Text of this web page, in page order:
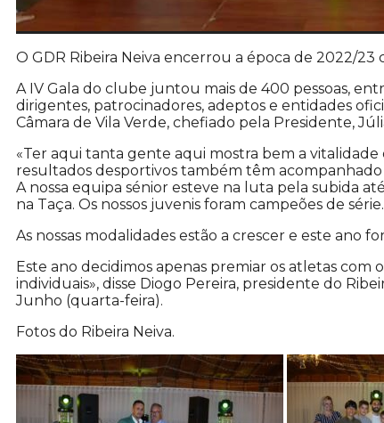
O GDR Ribeira Neiva encerrou a época de 2022/
A IV Gala do clube juntou mais de 400 pessoas,
dirigentes, patrocinadores, adeptos e entidades
Câmara de Vila Verde, chefiado pela Presidente,
«Ter aqui tanta gente aqui mostra bem a vitalidade
resultados desportivos também têm
A nossa equipa sénior esteve na luta pela subida
na Taça. Os nossos juvenis foram campeões de série.
As nossas modalidades estão a crescer e este ano
Este ano decidimos apenas premiar os atletas
individuais», disse Diogo Pereira, presidente do
Junho (quarta-feira).
Fotos do Ribeira Neiva.